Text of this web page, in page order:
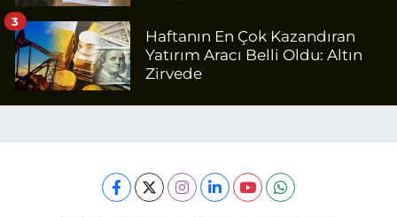
Haftanın En Çok Kazandıran
Yatırım Aracı Belli Oldu: Altın
Zirvede
3